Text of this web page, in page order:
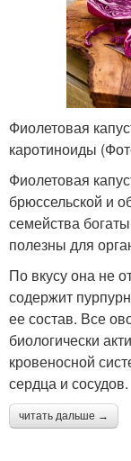
Фиолетовая
каротиноиды
Фиолетовая
брюссельской и
семейства
полезны для
По вкусу она не
содержит
ее состав. Все
биологически
кровеносной
сердца и сосудов.
читать дальше →